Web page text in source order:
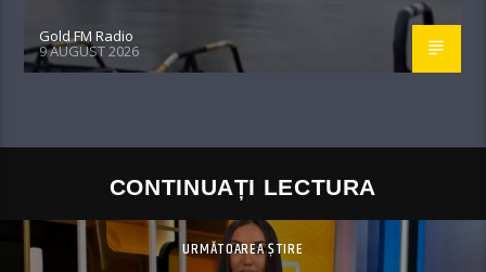
Gold FM Radio
9 AUGUST 2026
CONTINUAȚI LECTURA
URMĂTOAREA ȘTIRE